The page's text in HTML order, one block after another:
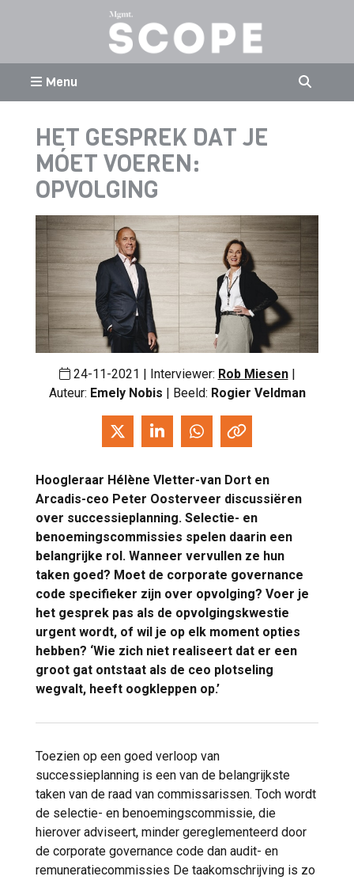
Menu
HET GESPREK DAT JE
MÓET VOEREN:
OPVOLGING
24-11-2021 | Interviewer: Rob Miesen |
Auteur: Emely Nobis | Beeld: Rogier Veldman
Hoogleraar Hélène Vletter-van Dort en
Arcadis-ceo Peter Oosterveer discussiëren
over successieplanning. Selectie- en
benoemingscommissies spelen daarin een
belangrijke rol. Wanneer vervullen ze hun
taken goed? Moet de corporate governance
code specifieker zijn over opvolging? Voer je
het gesprek pas als de opvolgingskwestie
urgent wordt, of wil je op elk moment opties
hebben? ‘Wie zich niet realiseert dat er een
groot gat ontstaat als de ceo plotseling
wegvalt, heeft oogkleppen op.’
Toezien op een goed verloop van
successieplanning is een van de belangrijkste
taken van de raad van commissarissen. Toch wordt
de selectie- en benoemingscommissie, die
hierover adviseert, minder gereglementeerd door
de corporate governance code dan audit- en
remuneratiecommissies De taakomschrijving is zo